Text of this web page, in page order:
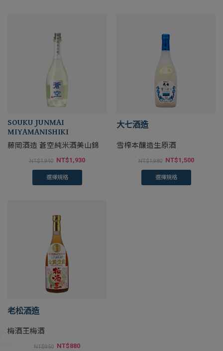
SOUKU JUNMAI
MIYAMANISHIKI
藤岡酒造 蒼空純米酒美山錦
NT$1,940 NT$1,930
選擇規格
大七酒造
雪榨本釀造生原酒
NT$1,980 NT$1,500
選擇規格
老松酒造
梅酒王梅酒
NT$950 NT$880